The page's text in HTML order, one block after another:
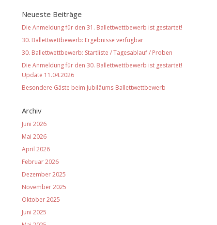
Neueste Beiträge
Die Anmeldung für den 31. Ballettwettbewerb ist gestartet!
30. Ballettwettbewerb: Ergebnisse verfügbar
30. Ballettwettbewerb: Startliste / Tagesablauf / Proben
Die Anmeldung für den 30. Ballettwettbewerb ist gestartet!
Update 11.04.2026
Besondere Gäste beim Jubiläums-Ballettwettbewerb
Archiv
Juni 2026
Mai 2026
April 2026
Februar 2026
Dezember 2025
November 2025
Oktober 2025
Juni 2025